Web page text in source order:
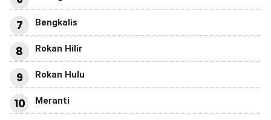
7 Bengkalis
8 Rokan Hilir
9 Rokan Hulu
10 Meranti